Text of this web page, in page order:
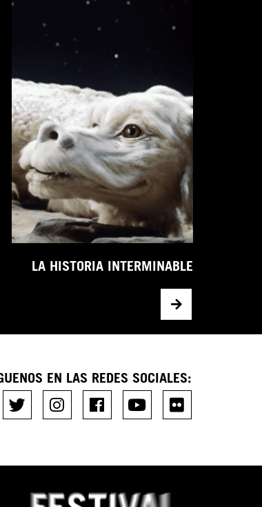
LA HISTORIA INTERMINABLE
EN LAS REDES SOCIALES: